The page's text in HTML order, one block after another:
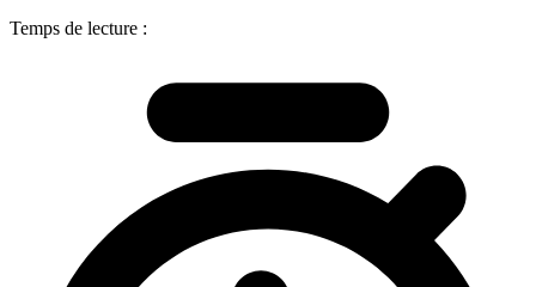
Temps de lecture :